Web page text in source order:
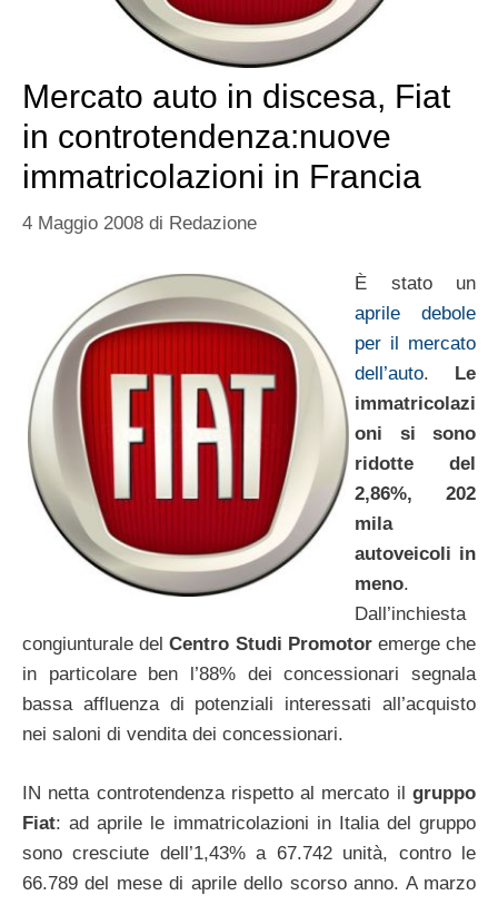
Mercato auto in discesa, Fiat
in controtendenza:nuove
immatricolazioni in Francia
4 Maggio 2008 di Redazione
È stato un
aprile debole
per il mercato
dell’auto.
Le
immatricolazi
oni si sono
ridotte del
2,86%, 202
mila
autoveicoli in
meno.
Dall’inchiesta
congiunturale delCentro Studi Promotoremerge che
in particolare ben l’88% dei concessionari segnala
bassa affluenza di potenziali interessati all’acquisto
nei saloni di vendita dei concessionari.
IN netta controtendenza rispetto al mercato il gruppo
Fiat: ad aprile le immatricolazioni in Italia del gruppo
sono cresciute dell’1,43% a 67.742 unità, contro le
66.789 del mese di aprile dello scorso anno. A marzo